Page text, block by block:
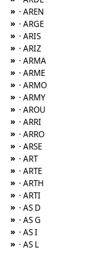
» · AREN
» · ARGE
» · ARIS
» · ARIZ
» · ARMA
» · ARME
» · ARMO
» · ARMY
» · AROU
» · ARRI
» · ARRO
» · ARSE
» · ART
» · ARTE
» · ARTH
» · ARTI
» · AS D
» · AS G
» · AS I
» · AS L